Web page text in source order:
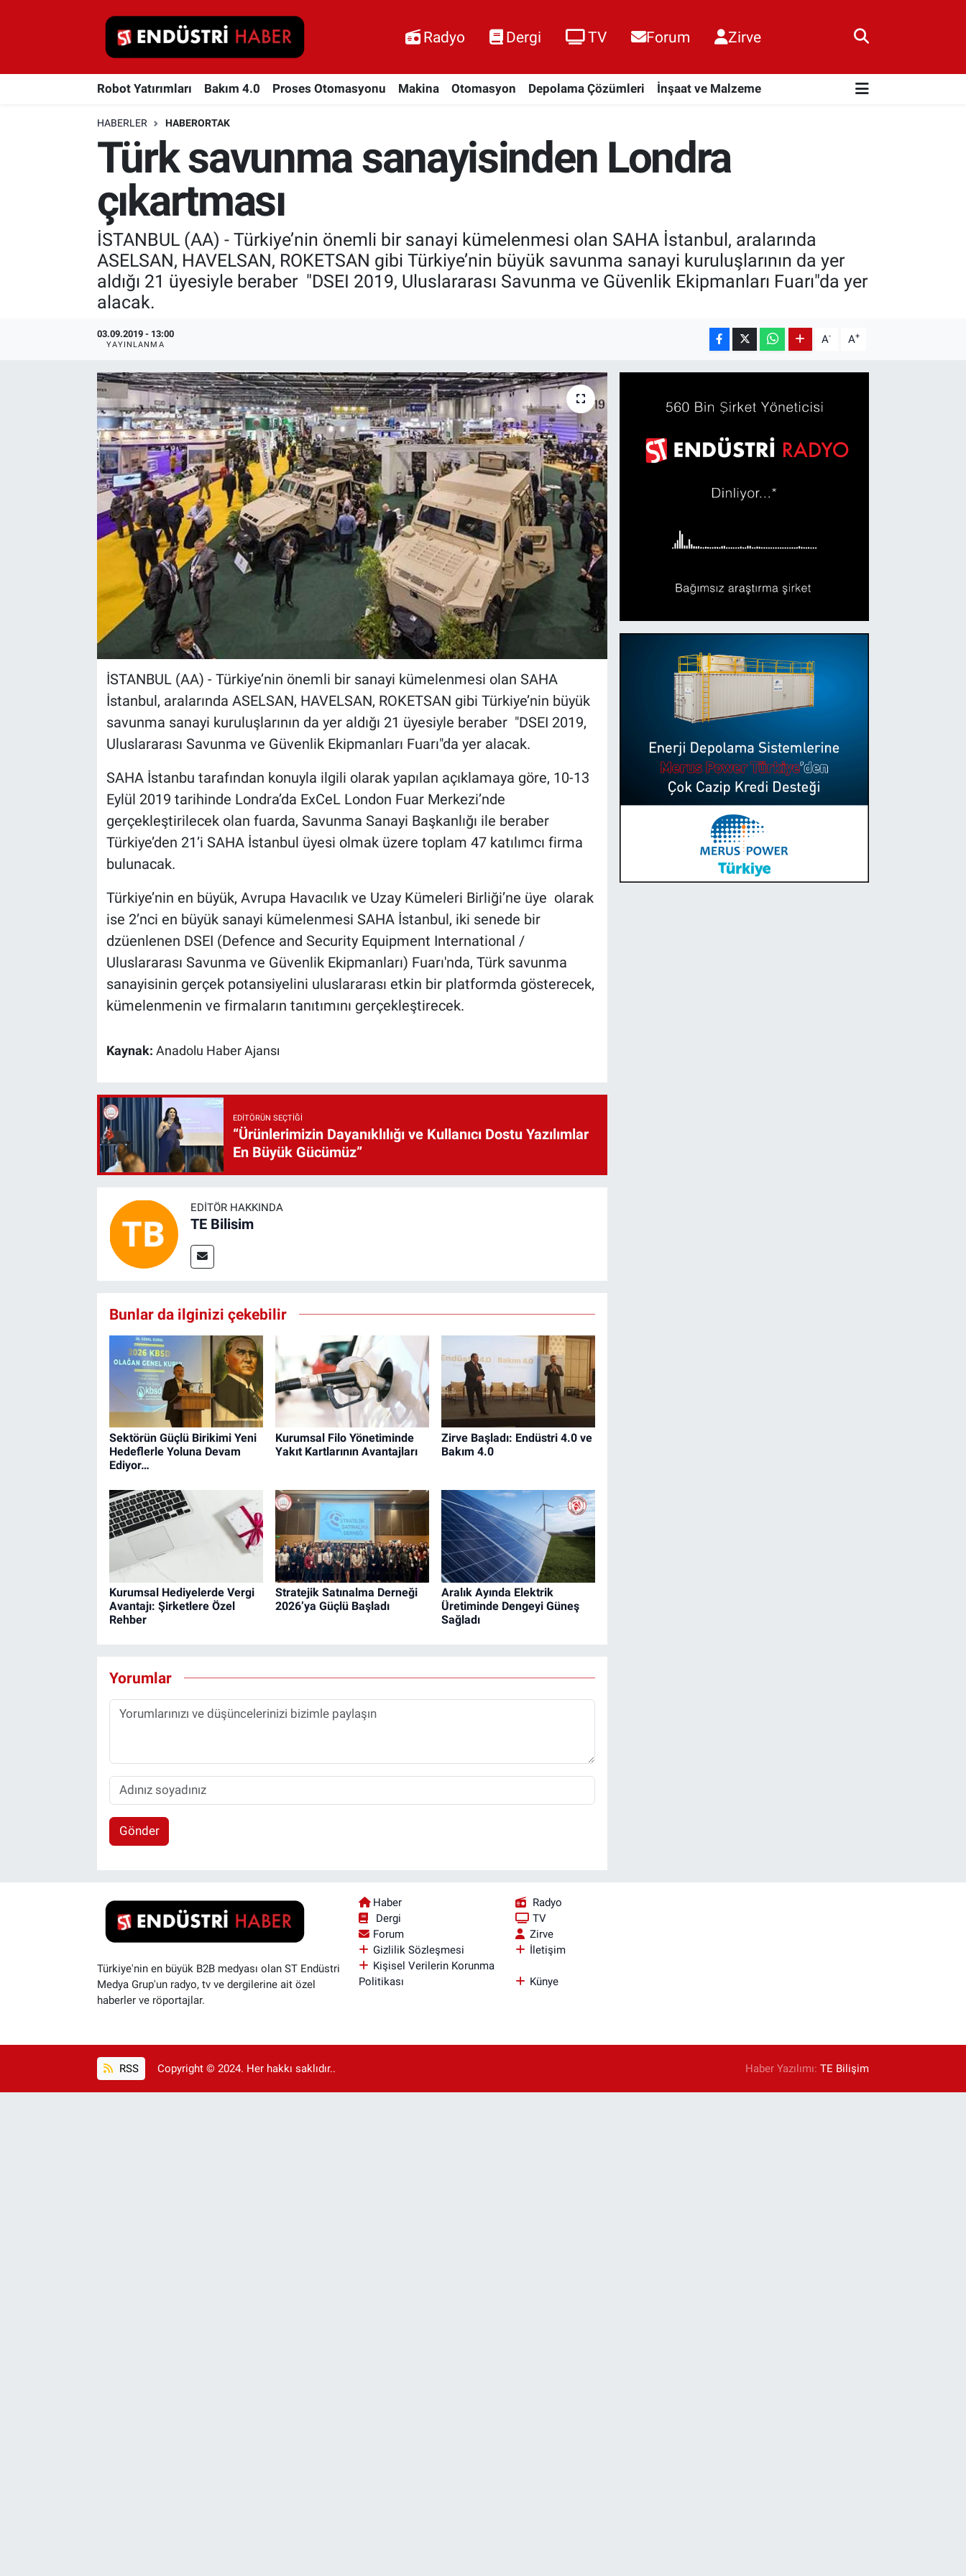
Radyo Dergi TV Forum Zirve
Robot Yatırımları Bakım 4.0 Proses Otomasyonu Makina Otomasyon Depolama Çözümleri İnşaat ve Malzeme
HABERLER HABERORTAK
Türk savunma sanayisinden Londra
çıkartması
İSTANBUL (AA) - Türkiye’nin önemli bir sanayi kümelenmesi olan SAHA İstanbul, aralarında
ASELSAN, HAVELSAN, ROKETSAN gibi Türkiye’nin büyük savunma sanayi kuruluşlarının da yer
aldığı 21 üyesiyle beraber "DSEI 2019, Uluslararası Savunma ve Güvenlik Ekipmanları Fuarı"da yer
alacak.
03.09.2019 - 13:00
YAYINLANMA A- A+
İSTANBUL (AA) - Türkiye’nin önemli bir sanayi kümelenmesi olan SAHA
İstanbul, aralarında ASELSAN, HAVELSAN, ROKETSAN gibi Türkiye’nin büyük
savunma sanayi kuruluşlarının da yer aldığı 21 üyesiyle beraber "DSEI 2019,
Uluslararası Savunma ve Güvenlik Ekipmanları Fuarı"da yer alacak.
SAHA İstanbu tarafından konuyla ilgili olarak yapılan açıklamaya göre, 10-13
Eylül 2019 tarihinde Londra’da ExCeL London Fuar Merkezi’nde
gerçekleştirilecek olan fuarda, Savunma Sanayi Başkanlığı ile beraber
Türkiye’den 21’i SAHA İstanbul üyesi olmak üzere toplam 47 katılımcı firma
bulunacak.
Türkiye’nin en büyük, Avrupa Havacılık ve Uzay Kümeleri Birliği’ne üye olarak
ise 2’nci en büyük sanayi kümelenmesi SAHA İstanbul, iki senede bir
dzüenlenen DSEI (Defence and Security Equipment International /
Uluslararası Savunma ve Güvenlik Ekipmanları) Fuarı'nda, Türk savunma
sanayisinin gerçek potansiyelini uluslararası etkin bir platformda gösterecek,
kümelenmenin ve firmaların tanıtımını gerçekleştirecek.
Kaynak: Anadolu Haber Ajansı
EDITÖRÜN SEÇTIĞI
“Ürünlerimizin Dayanıklılığı ve Kullanıcı Dostu Yazılımlar
En Büyük Gücümüz”
EDITÖR HAKKINDA
TE Bilisim
Bunlar da ilginizi çekebilir
Sektörün Güçlü Birikimi Yeni
Hedeflerle Yoluna Devam
Ediyor…
Kurumsal Filo Yönetiminde
Yakıt Kartlarının Avantajları
Zirve Başladı: Endüstri 4.0 ve
Bakım 4.0
Kurumsal Hediyelerde Vergi
Avantajı: Şirketlere Özel
Rehber
Stratejik Satınalma Derneği
2026’ya Güçlü Başladı
Aralık Ayında Elektrik
Üretiminde Dengeyi Güneş
Sağladı
Yorumlar
Gönder
Türkiye'nin en büyük B2B medyası olan ST Endüstri
Medya Grup'un radyo, tv ve dergilerine ait özel
haberler ve röportajlar.
Haber
Radyo
Dergi
TV
Forum
Zirve
Gizlilik Sözleşmesi
İletişim
Kişisel Verilerin Korunma
Politikası
Künye
RSS Copyright © 2024. Her hakkı saklıdır.. Haber Yazılımı:TE Bilişim
Robot Yatırımları
Proses Otomasyonu
Otomasyon
Depolama Çözümleri
İnşaat ve Malzeme
HaberOrtak
Enerjisini Üreten Fabrikalar
Endüstri 4.0 Uygulamaları
Ağır Sanayi Çözümleri